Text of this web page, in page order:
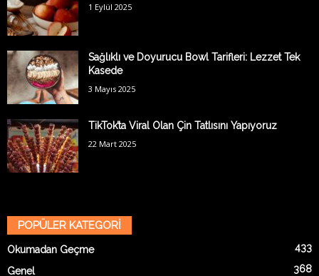
1 Eylül 2025
Sağlıklı ve Doyurucu Bowl Tarifleri: Lezzet Tek
Kasede
3 Mayıs 2025
TikTok’ta Viral Olan Çin Tatlısını Yapıyoruz
22 Mart 2025
POPÜLER KATEGORİ
Okumadan Geçme 433
Genel 368